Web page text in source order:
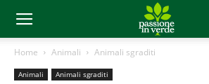
Home Animali Animali sgraditi
Animali Animali sgraditi